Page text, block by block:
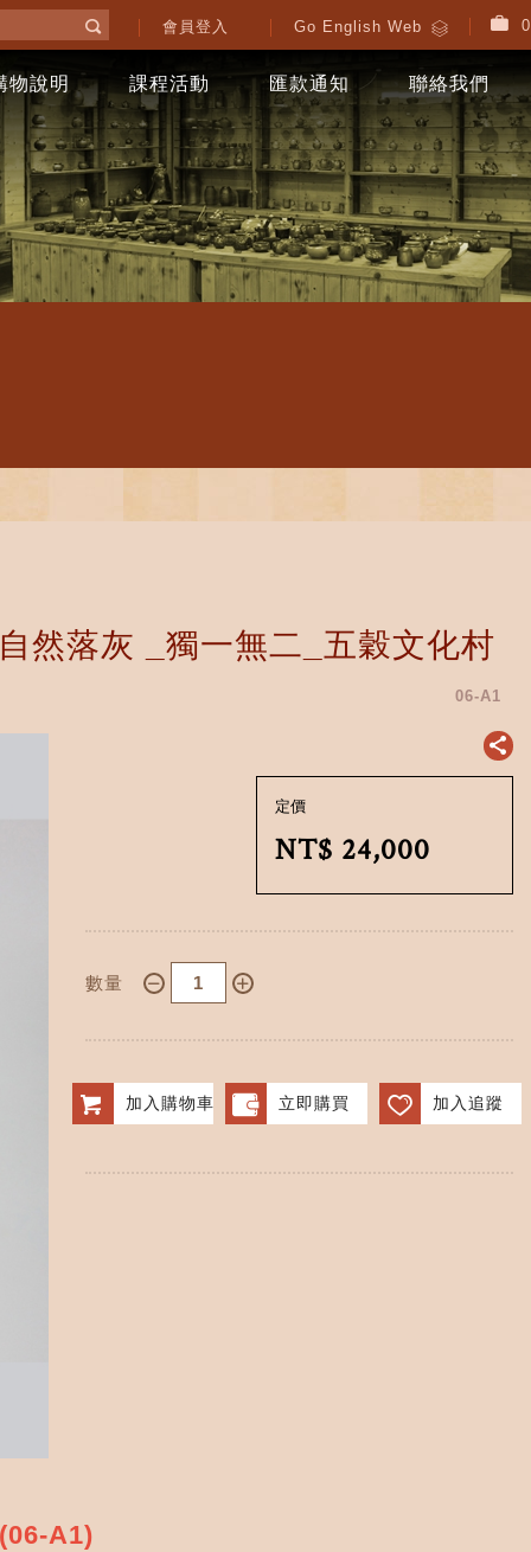
會員登入 Go English Web 0
物說明 課程活動 匯款通知 聯絡我們
然落灰 _獨一無二_五穀文化村
06-A1
定價
NT$ 24,000
數量
加入購物車 立即購買 加入追蹤
A1)